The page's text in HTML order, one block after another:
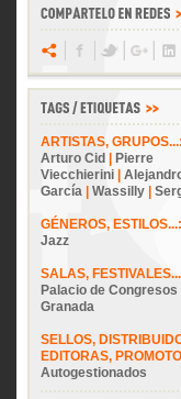
ARTISTAS, GRUPOS...:
Arturo Cid
Pierre
Viecchierini
García
Wassilly
GÉNEROS, ESTILOS...:
Jazz
SALAS,
Palacio de Congresos
Granada
SELLOS,
EDITORAS,
Autogestionados